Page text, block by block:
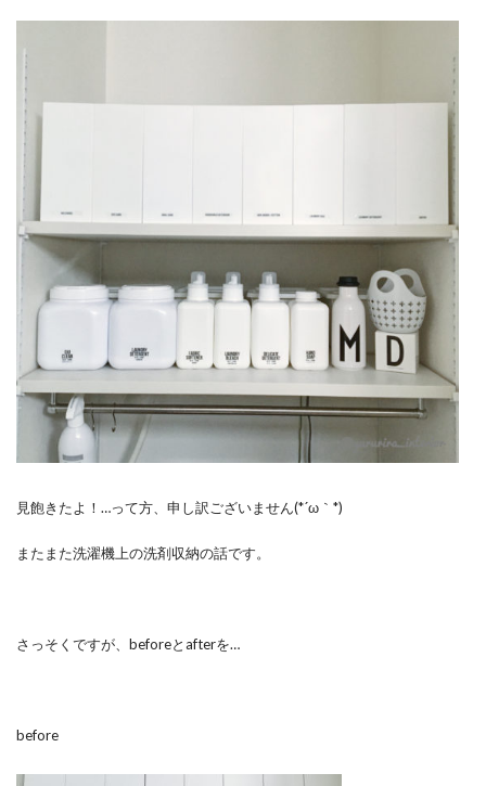
見飽きたよ！…って方、申し訳ございません(*´ω｀*)
またまた洗濯機上の洗剤収納の話です。
さっそくですが、beforeとafterを…
before